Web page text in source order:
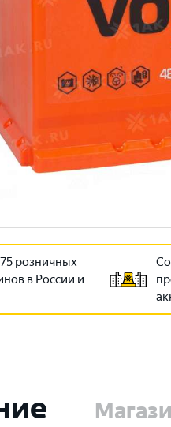
розничных
в России и